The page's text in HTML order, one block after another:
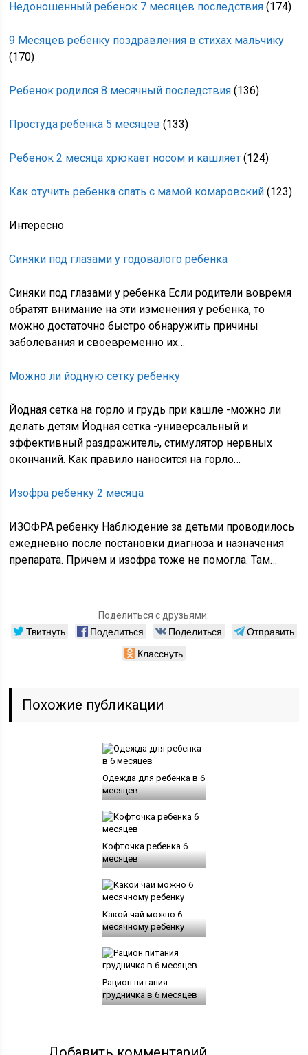
Недоношенный ребенок 7 месяцев последствия (174)
9 Месяцев ребенку поздравления в стихах мальчику
(170)
Ребенок родился 8 месячный последствия (136)
Простуда ребенка 5 месяцев (133)
Ребенок 2 месяца хрюкает носом и кашляет (124)
Как отучить ребенка спать с мамой комаровский (123)
Интересно
Синяки под глазами у годовалого ребенка
Синяки под глазами у ребенка Если родители вовремя
обратят внимание на эти изменения у ребенка, то
можно достаточно быстро обнаружить причины
заболевания и своевременно их…
Можно ли йодную сетку ребенку
Йодная сетка на горло и грудь при кашле -можно ли
делать детям Йодная сетка -универсальный и
эффективный раздражитель, стимулятор нервных
окончаний. Как правило наносится на горло…
Изофра ребенку 2 месяца
ИЗОФРА ребенку Наблюдение за детьми проводилось
ежедневно после постановки диагноза и назначения
препарата. Причем и изофра тоже не помогла. Там…
Поделиться с друзьями:
Твитнуть Поделиться Поделиться
Отправить
Класснуть
Похожие публикации
Одежда для ребенка в 6
месяцев
Кофточка ребенка 6
месяцев
Какой чай можно 6
месячному ребенку
Рацион питания
грудничка в 6 месяцев